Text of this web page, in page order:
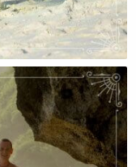
Часть 2.